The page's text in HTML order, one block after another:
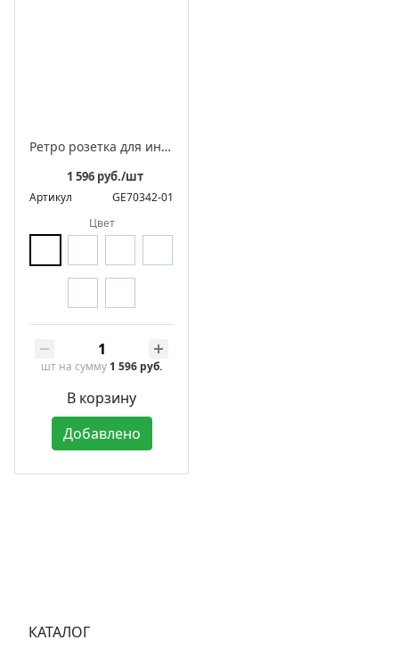
Ретро розетка для интернета фарфоровая, серия "АВРОРА"
1 596 руб./шт
Артикул
GE70342-01
Цвет
шт на сумму 1 596 руб.
В корзину
Добавлено
КАТАЛОГ